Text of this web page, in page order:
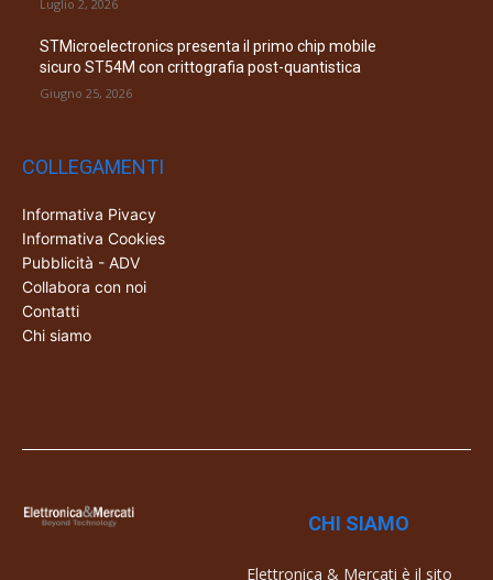
Luglio 2, 2026
STMicroelectronics presenta il primo chip mobile
sicuro ST54M con crittografia post-quantistica
Giugno 25, 2026
COLLEGAMENTI
Informativa Pivacy
Informativa Cookies
Pubblicità - ADV
Collabora con noi
Contatti
Chi siamo
CHI SIAMO
Elettronica & Mercati è il sito